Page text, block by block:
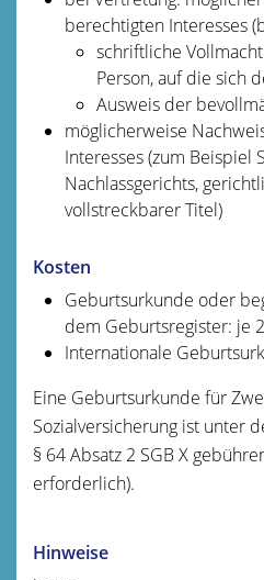
berechtigten Interesses
schriftliche
Person, auf die sich
Ausweis der
möglicherweise
Interesses (zum Beispiel
Nachlassgerichts,
vollstreckbarer Titel)
Kosten
Geburtsurkunde oder
dem Geburtsregister: je
Internationale
Eine Geburtsurkunde für
Sozialversicherung ist unter
§ 64 Absatz 2 SGB X
erforderlich).
Hinweise